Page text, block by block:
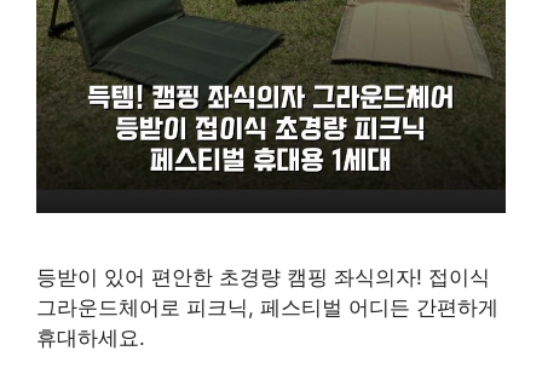
등받이 있어 편안한 초경량 캠핑 좌식의자! 접이식
그라운드체어로 피크닉, 페스티벌 어디든 간편하게
휴대하세요.